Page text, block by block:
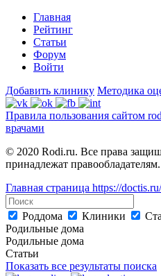
Главная
Рейтинг
Статьи
Форум
Войти
Добавить клинику Методика
Правила пользования сайтом
врачами
© 2020 Rodi.ru. Все права
принадлежат правообладателям.
Главная страница https://doctis.ru/
Роддома Клиники
Родильные дома
Родильные дома
Статьи
Показать все результаты поиска